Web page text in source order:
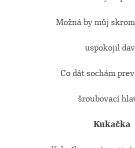
Možná by můj
uspokojil
Co dát sochám
šroubovací
Kukačka